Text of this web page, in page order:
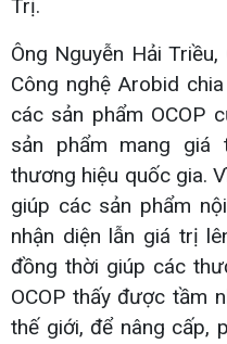
Trị.
Ông Nguyễn Hải
Công nghệ Arobid
các sản phẩm OCOP
sản phẩm mang
thương hiệu quốc gia.
giúp các sản phẩm
nhận diện lẫn giá trị
đồng thời giúp các
OCOP thấy được tầm
thế giới, để nâng cấp,